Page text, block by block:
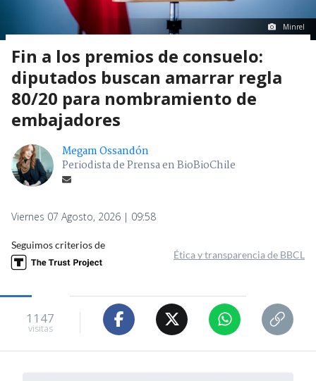
Minrel
Fin a los premios de consuelo:
diputados buscan amarrar regla
80/20 para nombramiento de
embajadores
Megam Ossandón
Periodista de Prensa en BioBioChile
Viernes 07 Agosto, 2026 | 09:58
Seguimos criterios de
Ética y transparencia de BBCL
1147
visitas